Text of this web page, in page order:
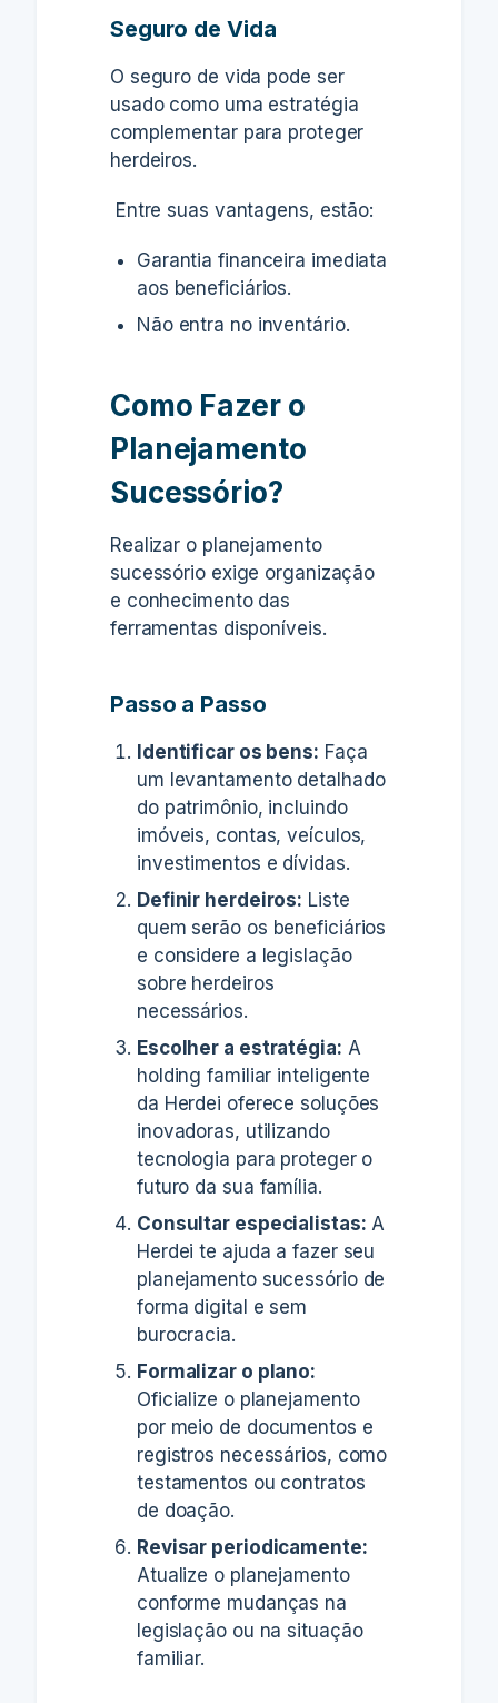
Seguro de Vida
O seguro de vida pode ser
usado como uma estratégia
complementar para proteger
herdeiros.
Entre suas vantagens, estão:
Garantia financeira imediata
aos beneficiários.
Não entra no inventário.
Como Fazer o
Planejamento
Sucessório?
Realizar o planejamento
sucessório exige organização
e conhecimento das
ferramentas disponíveis.
Passo a Passo
Identificar os bens: Faça
um levantamento detalhado
do patrimônio, incluindo
imóveis, contas, veículos,
investimentos e dívidas.
Definir herdeiros: Liste
quem serão os beneficiários
e considere a legislação
sobre herdeiros
necessários.
Escolher a estratégia: A
holding familiar inteligente
da Herdei oferece soluções
inovadoras, utilizando
tecnologia para proteger o
futuro da sua família.
Consultar especialistas: A
Herdei te ajuda a fazer seu
planejamento sucessório de
forma digital e sem
burocracia.
Formalizar o plano:
Oficialize o planejamento
por meio de documentos e
registros necessários, como
testamentos ou contratos
de doação.
Revisar periodicamente:
Atualize o planejamento
conforme mudanças na
legislação ou na situação
familiar.